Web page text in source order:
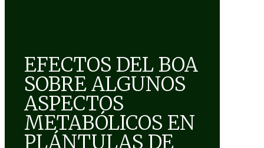
EFECTOS DEL BOA
SOBRE ALGUNOS
ASPECTOS
METABÓLICOS EN
PLÁNTULAS DE